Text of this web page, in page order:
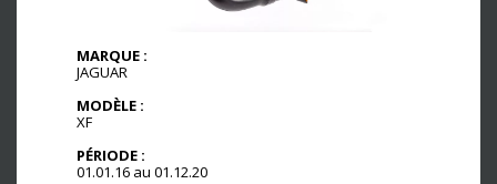
MARQUE :
JAGUAR
MODÈLE :
XF
PÉRIODE :
01.01.16 au 01.12.20